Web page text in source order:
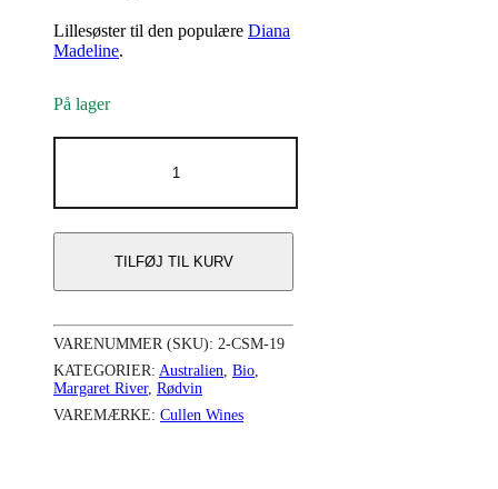
Lillesøster til den populære Diana
Madeline.
På lager
Cabernet
Merlot
TILFØJ TIL KURV
VARENUMMER (SKU): 2-CSM-19
KATEGORIER: Australien Bio
Margaret River, Rødvin
VAREMÆRKE: Cullen Wines